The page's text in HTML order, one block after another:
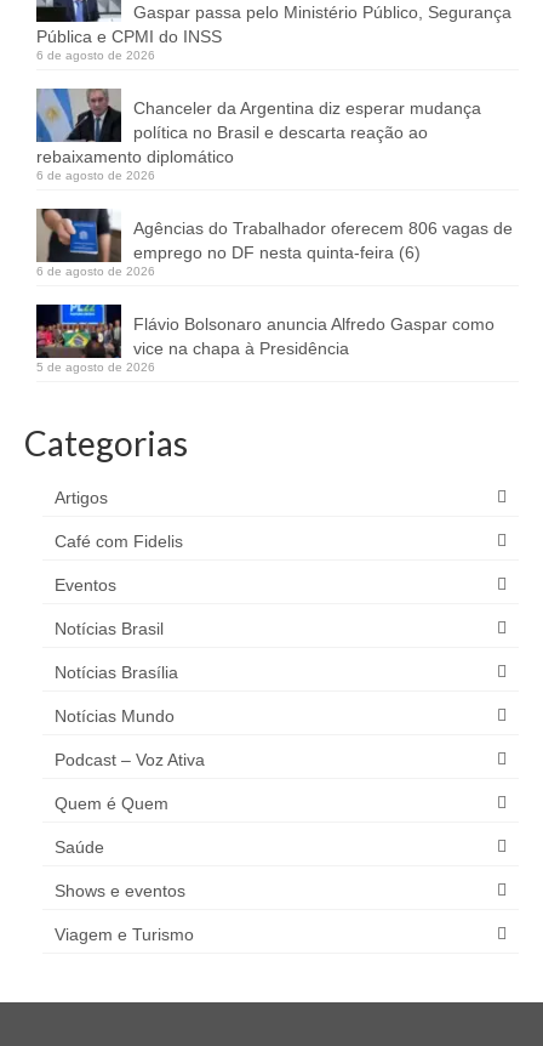
Gaspar passa pelo Ministério Público, Segurança
Pública e CPMI do INSS
6 de agosto de 2026
Chanceler da Argentina diz esperar mudança
política no Brasil e descarta reação ao
rebaixamento diplomático
6 de agosto de 2026
Agências do Trabalhador oferecem 806 vagas de
emprego no DF nesta quinta-feira (6)
6 de agosto de 2026
Flávio Bolsonaro anuncia Alfredo Gaspar como
vice na chapa à Presidência
5 de agosto de 2026
Categorias
Artigos
Café com Fidelis
Eventos
Notícias Brasil
Notícias Brasília
Notícias Mundo
Podcast – Voz Ativa
Quem é Quem
Saúde
Shows e eventos
Viagem e Turismo